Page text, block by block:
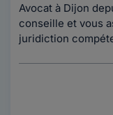
Avocat à Dijon
conseille et vous
juridiction